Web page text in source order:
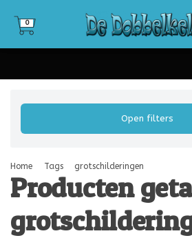
0
0
Open filters
Home Tags grotschilderingen
Producten